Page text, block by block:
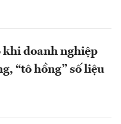
doanh nghiệp
“tô hồng” số liệu